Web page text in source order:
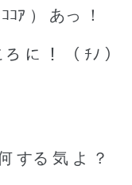
ｱ ） あっ ！
に ！ （ ﾁﾉ ）
する 気 よ ？